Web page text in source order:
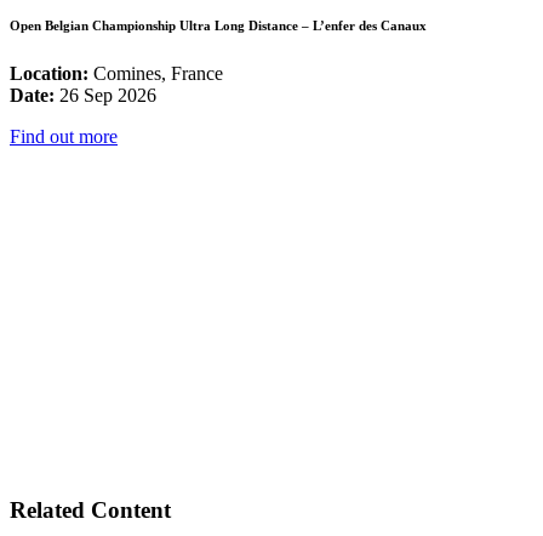
Open Belgian Championship Ultra Long Distance – L’enfer des Canaux
Location: Comines, France
Date: 26 Sep 2026
Find out more
Related Content